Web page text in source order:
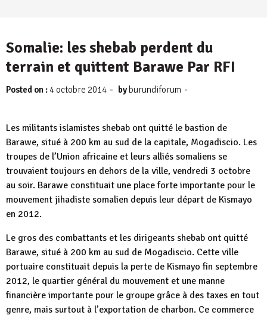
Somalie: les shebab perdent du
terrain et quittent Barawe Par RFI
Posted on : 4 octobre 2014 - by burundiforum -
Les militants islamistes shebab ont quitté le bastion de
Barawe, situé à 200 km au sud de la capitale, Mogadiscio. Les
troupes de l’Union africaine et leurs alliés somaliens se
trouvaient toujours en dehors de la ville, vendredi 3 octobre
au soir. Barawe constituait une place forte importante pour le
mouvement jihadiste somalien depuis leur départ de Kismayo
en 2012.
Le gros des combattants et les dirigeants shebab ont quitté
Barawe, situé à 200 km au sud de Mogadiscio. Cette ville
portuaire constituait depuis la perte de Kismayo fin septembre
2012, le quartier général du mouvement et une manne
financière importante pour le groupe grâce à des taxes en tout
genre, mais surtout à l’exportation de charbon. Ce commerce